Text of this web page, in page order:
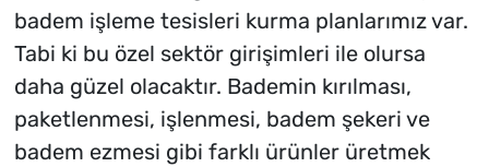
badem işleme tesisleri kurma planlarımız var.
Tabi ki bu özel sektör girişimleri ile olursa
daha güzel olacaktır. Bademin kırılması,
paketlenmesi, işlenmesi, badem şekeri ve
badem ezmesi gibi farklı ürünler üretmek